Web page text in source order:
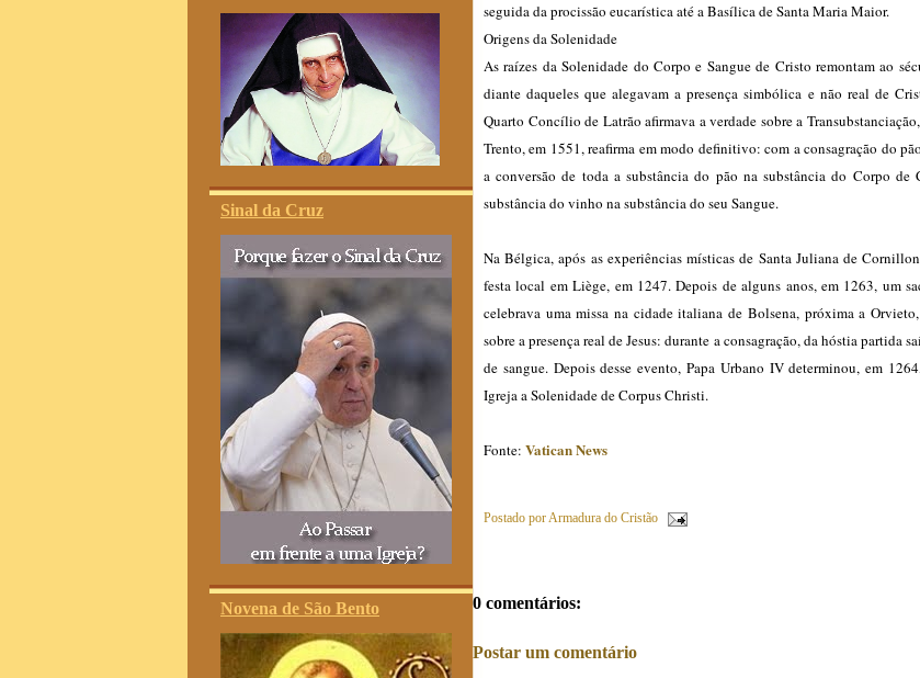
Sinal da Cruz
Novena de São Bento
seguida da procissão eucarística até a Basílica de Santa Maria Maior.
Origens da Solenidade
As raízes da Solenidade do Corpo e Sangue de Cristo remontam ao
diante daqueles que alegavam a presença simbólica e não real de
Quarto Concílio de Latrão afirmava a verdade sobre a
Trento, em 1551, reafirma em modo definitivo: com a consagração do
a conversão de toda a substância do pão na substância do Corpo de
substância do vinho na substância do seu Sangue.
Na Bélgica, após as experiências místicas de Santa Juliana de
festa local em Liège, em 1247. Depois de alguns anos, em 1263, um
celebrava uma missa na cidade italiana de Bolsena, próxima a
sobre a presença real de Jesus: durante a consagração, da hóstia partida
de sangue. Depois desse evento, Papa Urbano IV determinou, em
Igreja a Solenidade de Corpus Christi.
Fonte: Vatican News
Postado porArmadura do Cristão
0 comentários:
Postar um comentário